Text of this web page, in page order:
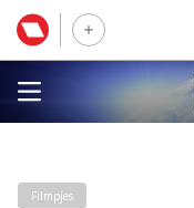
Filmpjes